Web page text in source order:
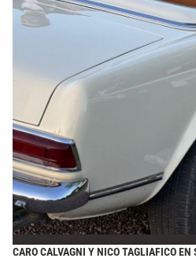
CARO CALVAGNI Y NICO TAGLIAFICO EN